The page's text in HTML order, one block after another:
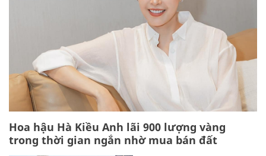
Hoa hậu Hà Kiều Anh lãi 900 lượng vàng
trong thời gian ngắn nhờ mua bán đất